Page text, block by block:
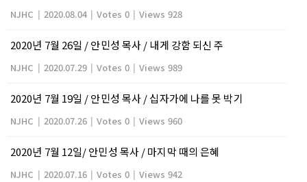
NJHC | 2020.08.04 | Votes 0 | Views 928
2020년 7월 26일 / 안민성 목사 / 내게 강함 되신 주
NJHC | 2020.07.29 | Votes 0 | Views 989
2020년 7월 19일 / 안민성 목사 / 십자가에 나를 못 박기
NJHC | 2020.07.26 | Votes 0 | Views 960
2020년 7월 12일/ 안민성 목사 / 마지막 때의 은혜
NJHC | 2020.07.16 | Votes 0 | Views 942